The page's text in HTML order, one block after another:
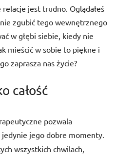
jest trudno. Oglądałeś
zgubić tego wewnętrznego
w głębi siebie, kiedy nie
mieścić w sobie to piękne i
zaprasza nas życie?
całość
pozwala
jedynie jego dobre momenty.
wszystkich chwilach,